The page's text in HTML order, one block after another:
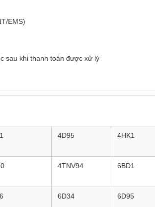
EMS)
sau khi thanh toán được xử lý
4D95 4HK1
4TNV94 6BD1
6D34 6D95